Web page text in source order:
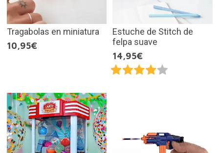
Tragabolas en miniatura
10,95€
Estuche de Stitch de
felpa suave
14,95€